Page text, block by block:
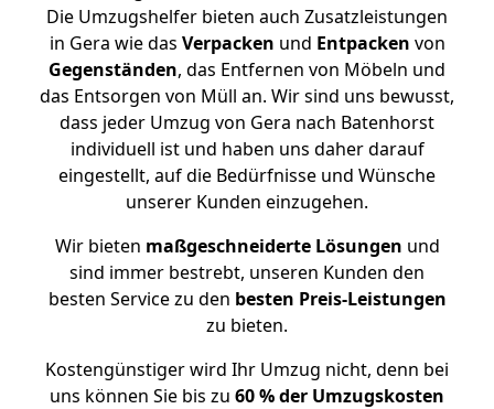
Die Umzugshelfer bieten auch Zusatzleistungen
in Gera wie das Verpacken und Entpacken von
Gegenständen, das Entfernen von Möbeln und
das Entsorgen von Müll an. Wir sind uns bewusst,
dass jeder Umzug von Gera nach Batenhorst
individuell ist und haben uns daher darauf
eingestellt, auf die Bedürfnisse und Wünsche
unserer Kunden einzugehen.
Wir bieten maßgeschneiderte Lösungen und
sind immer bestrebt, unseren Kunden den
besten Service zu den besten Preis-Leistungen
zu bieten.
Kostengünstiger wird Ihr Umzug nicht, denn bei
uns können Sie bis zu 60 % der Umzugskosten